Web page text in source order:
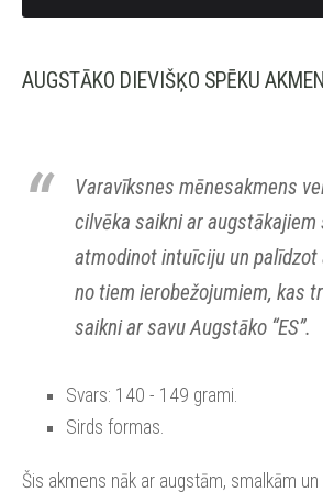
AUGSTĀKO DIEVIŠĶO SPĒKU
Varavīksnes mēnesakmens
cilvēka saikni ar augstākajiem
atmodinot intuīciju un
no tiem ierobežojumiem, kas
saikni ar savu Augstāko “ES”.
Svars: 140 - 149 grami.
Sirds formas.
Šis akmens nāk ar augstām, smalkām